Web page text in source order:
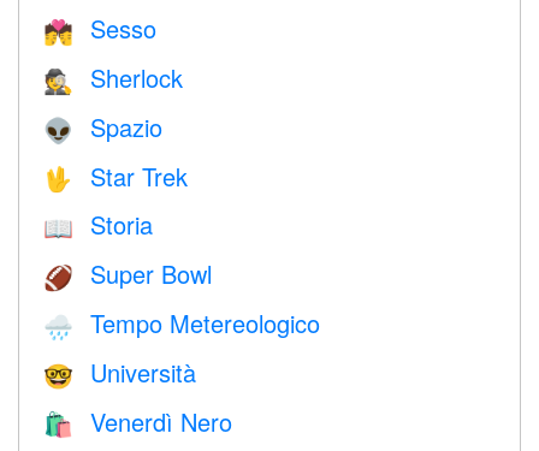
💏 Sesso
🕵️ Sherlock
👽 Spazio
🖖 Star Trek
📖 Storia
🏈 Super Bowl
🌧 Tempo Metereologico
🤓 Università
🛍 Venerdì Nero